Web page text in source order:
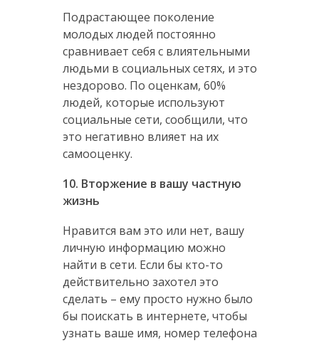
Подрастающее поколение
молодых людей постоянно
сравнивает себя с влиятельными
людьми в социальных сетях, и это
нездорово. По оценкам, 60%
людей, которые используют
социальные сети, сообщили, что
это негативно влияет на их
самооценку.
10. Вторжение в вашу частную
жизнь
Нравится вам это или нет, вашу
личную информацию можно
найти в сети. Если бы кто-то
действительно захотел это
сделать – ему просто нужно было
бы поискать в интернете, чтобы
узнать ваше имя, номер телефона